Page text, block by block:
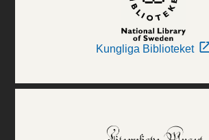
Kungliga Biblioteket